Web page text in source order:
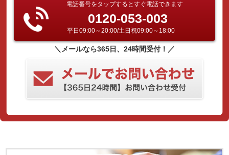
電話番号をタップするとすぐ電話できます
0120-053-003
平日09:00～20:00/土日祝09:00～18:00
＼メールなら365日、24時間受付！／